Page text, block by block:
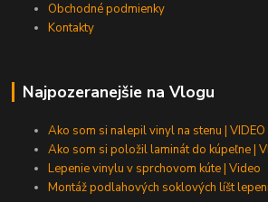
Obchodné podmienky
Kontakty
Najpozeranejšie na Vlogu
Ako som si nalepil vinyl na stenu | VIDEO
Ako som si položil laminát do kúpeľne |
Lepenie vinylu v sprchovom kúte | Video
Montáž podlahových soklových líšt